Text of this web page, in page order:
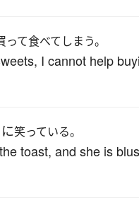
て食べてしまう。
I cannot help
笑っている。
toast, and she is